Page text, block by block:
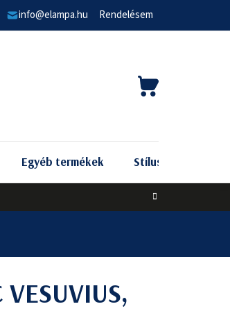
info@elampa.hu Rendelésem
KOSÁR
Egyéb termékek Stílus szerint